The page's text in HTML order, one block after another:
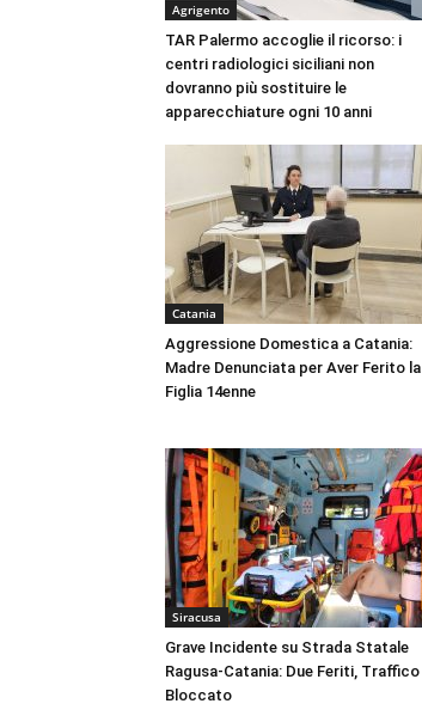
Agrigento
TAR Palermo accoglie il ricorso: i
centri radiologici siciliani non
dovranno più sostituire le
apparecchiature ogni 10 anni
Catania
Aggressione Domestica a Catania:
Madre Denunciata per Aver Ferito la
Figlia 14enne
Siracusa
Grave Incidente su Strada Statale
Ragusa-Catania: Due Feriti, Traffico
Bloccato